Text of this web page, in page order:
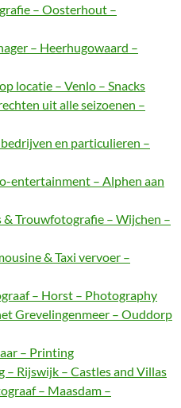
– Oosterhout –
– Heerhugowaard –
locatie – Venlo – Snacks
uit alle seizoenen –
en particulieren –
entertainment – Alphen aan
Trouwfotografie – Wijchen –
& Taxi vervoer –
– Horst – Photography
Grevelingenmeer – Ouddorp
– Printing
– Rijswijk – Castles and Villas
– Maasdam –